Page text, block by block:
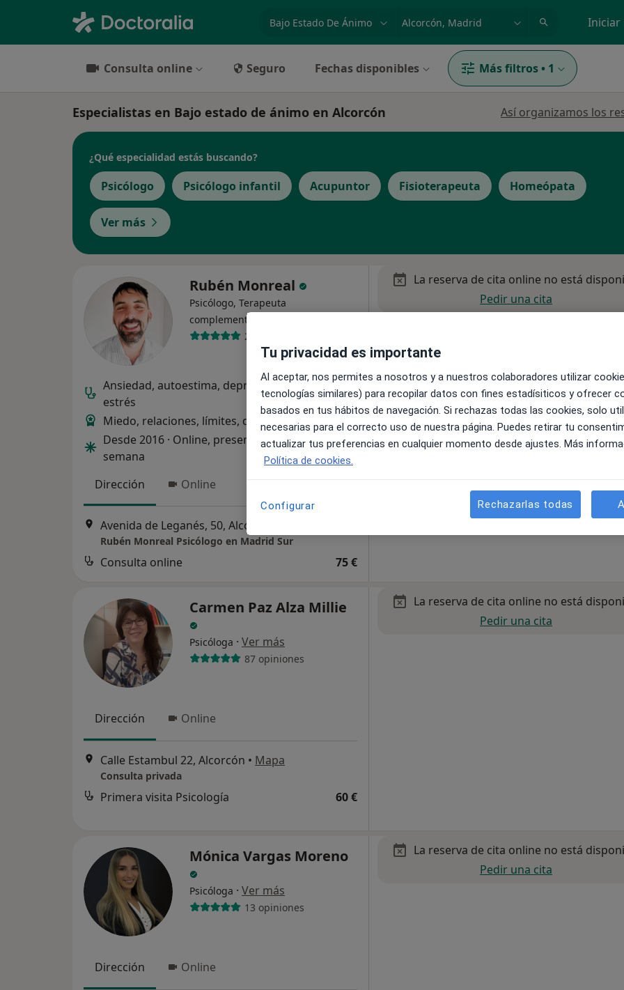
especialidad, enfermedad o nombre
p. ej. Madrid Iniciar
Consulta online Seguro Fechas disponibles Más filtros • 1
Especialistas en Bajo estado de ánimo en Alcorcón Así organizamos los
¿Qué especialidad estás buscando?
Psicólogo Psicólogo infantil Acupuntor Fisioterapeuta Homeópata
Ver más
Rubén Monreal
Psicólogo, Terapeuta
complementario
234 opiniones
Ansiedad, autoestima, depresión, cambios y
estrés
Miedo, relaciones, límites, decisiones y deporte
Desde 2016 · Online, presencial y fines de
semana
Dirección
Online
Avenida de Leganés, 50, Alcorcón
Rubén Monreal Psicólogo en Madrid Sur
Consulta online 75 €
La reserva de cita online no está
Pedir una cita
Carmen Paz Alza Millie
Psicóloga · Ver más
87 opiniones
Dirección Online
Calle Estambul 22, Alcorcón • Mapa
Consulta privada
Primera visita Psicología 60 €
La reserva de cita online no está
Pedir una cita
Mónica Vargas Moreno
Psicóloga · Ver más
13 opiniones
Dirección Online
La reserva de cita online no está
Pedir una cita
Tu privacidad es importante
Al aceptar, nos permites a nosotros y a nuestros colaboradores utilizar
tecnologías similares) para recopilar datos con fines estadísiticos y ofrecer
basados en tus hábitos de navegación. Si rechazas todas las cookies, solo
necesarias para el correcto uso de nuestra página. Puedes retirar tu
actualizar tus preferencias en cualquier momento desde ajustes. Más
Política de cookies.
Configurar Rechazarlas todas